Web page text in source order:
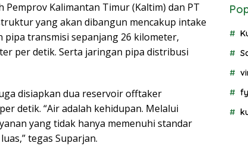
Kalimantan Timur (Kaltim) dan PT
yang akan dibangun mencakup intake
transmisi sepanjang 26 kilometer,
per detik. Serta jaringan pipa distribusi
disiapkan dua reservoir offtaker
detik. “Air adalah kehidupan. Melalui
yang tidak hanya memenuhi standar
tegas Suparjan.